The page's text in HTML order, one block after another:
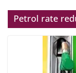
Petrol rate